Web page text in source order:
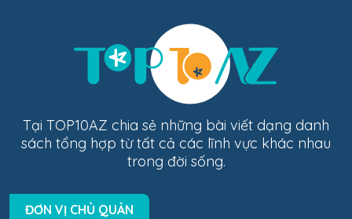
Tại TOP10AZ chia sẻ những bài viết dạng danh
sách tổng hợp từ tất cả các lĩnh vực khác nhau
trong đời sống.
ĐƠN VỊ CHỦ QUẢN